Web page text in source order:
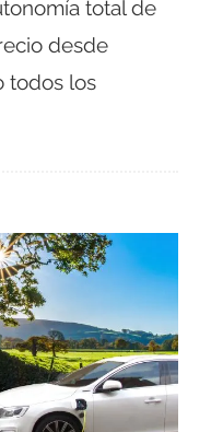
total de
desde
todos los